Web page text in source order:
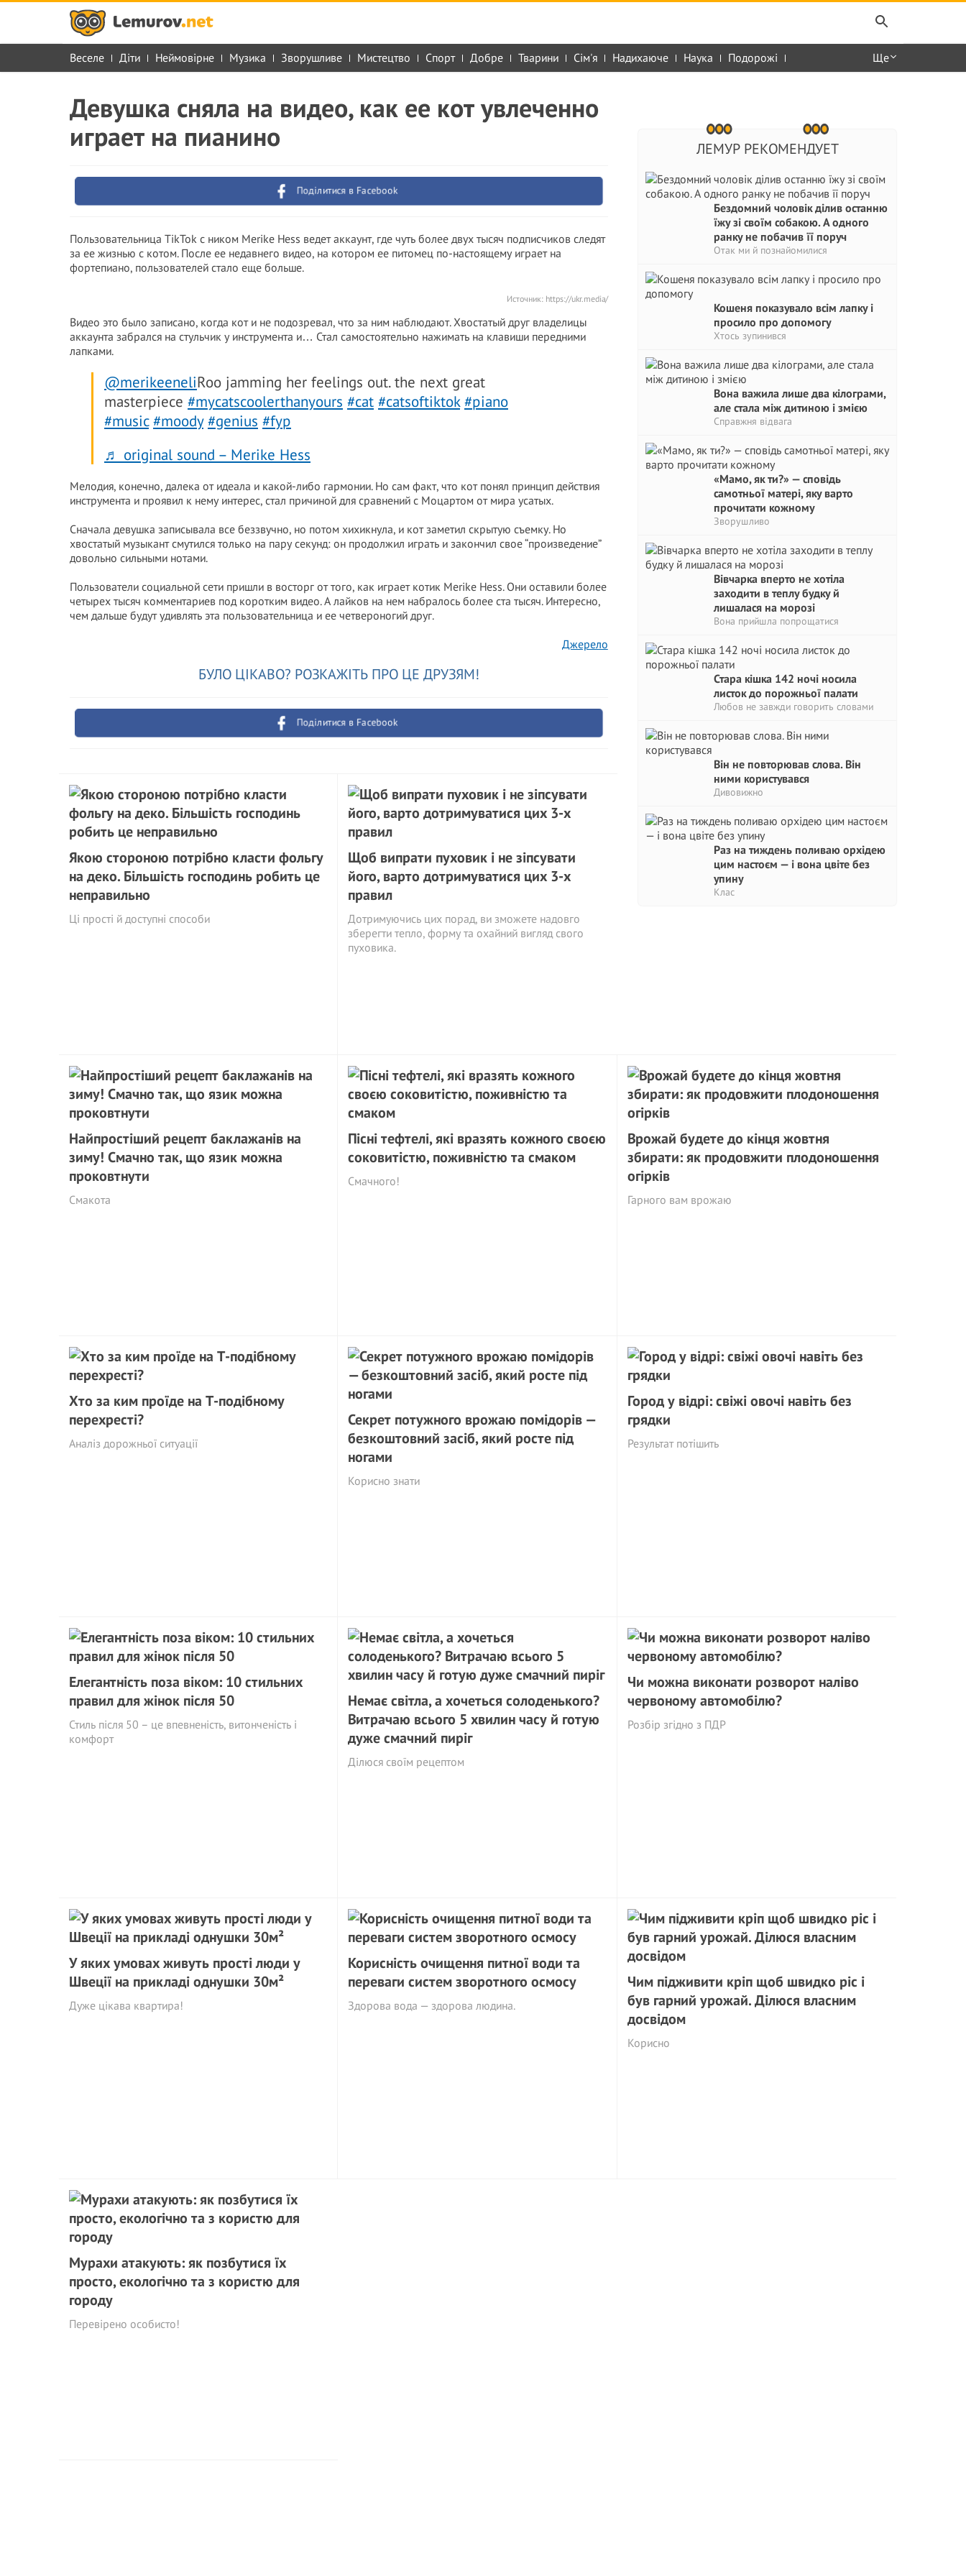
Веселе Діти Неймовірне Музика Зворушливе Мистецтво Спорт Добре Тварини Сім'я Надихаюче Наука Подорожі Ще
ЛЕМУР РЕКОМЕНДУЕТ
Бездомний чоловік ділив останню
їжу зі своїм собакою. А одного
ранку не побачив її поруч
Отак ми й познайомилися
Кошеня показувало всім лапку і
просило про допомогу
Хтось зупинився
Вона важила лише два кілограми,
але стала між дитиною і змією
Справжня відвага
«Мамо, як ти?» — сповідь
самотньої матері, яку варто
прочитати кожному
Зворушливо
Вівчарка вперто не хотіла
заходити в теплу будку й
лишалася на морозі
Вона прийшла попрощатися
Стара кішка 142 ночі носила
листок до порожньої палати
Любов не завжди говорить словами
Він не повторював слова. Він
ними користувався
Дивовижно
Раз на тиждень поливаю орхідею
цим настоєм — і вона цвіте без
упину
Клас
Девушка сняла на видео, как ее кот увлеченно
играет на пианино
Поділитися в Facebook
Пользовательница TikTok с ником Merike Hess ведет аккаунт, где чуть более двух тысяч подписчиков следят
за ее жизнью с котом. После ее недавнего видео, на котором ее питомец по-настоящему играет на
фортепиано, пользователей стало еще больше.
Источник: https://ukr.media/
Видео это было записано, когда кот и не подозревал, что за ним наблюдают. Хвостатый друг владелицы
аккаунта забрался на стульчик у инструмента и… Стал самостоятельно нажимать на клавиши передними
лапками.
@merikeeneliRoo jamming her feelings out. the next great
masterpiece #mycatscoolerthanyours #cat #catsoftiktok #piano
#music #moody #genius #fyp
♬ original sound – Merike Hess
Мелодия, конечно, далека от идеала и какой-либо гармонии. Но сам факт, что кот понял принцип действия
инструмента и проявил к нему интерес, стал причиной для сравнений с Моцартом от мира усатых.
Сначала девушка записывала все беззвучно, но потом хихикнула, и кот заметил скрытую съемку. Но
хвостатый музыкант смутился только на пару секунд: он продолжил играть и закончил свое “произведение”
довольно сильными нотами.
Пользователи социальной сети пришли в восторг от того, как играет котик Merike Hess. Они оставили более
четырех тысяч комментариев под коротким видео. А лайков на нем набралось более ста тысяч. Интересно,
чем дальше будут удивлять эта пользовательница и ее четвероногий друг.
Джерело
БУЛО ЦІКАВО? РОЗКАЖІТЬ ПРО ЦЕ ДРУЗЯМ!
Поділитися в Facebook
Якою стороною потрібно класти фольгу
на деко. Більшість господинь робить це
неправильно
Ці прості й доступні способи
Щоб випрати пуховик і не зіпсувати
його, варто дотримуватися цих 3-х
правил
Дотримуючись цих порад, ви зможете надовго
зберегти тепло, форму та охайний вигляд свого
пуховика.
Найпростіший рецепт баклажанів на
зиму! Смачно так, що язик можна
проковтнути
Смакота
Пісні тефтелі, які вразять кожного своєю
соковитістю, поживністю та смаком
Смачного!
Врожай будете до кінця жовтня
збирати: як продовжити плодоношення
огірків
Гарного вам врожаю
Хто за ким проїде на Т-подібному
перехресті?
Аналіз дорожньої ситуації
Секрет потужного врожаю помідорів —
безкоштовний засіб, який росте під
ногами
Корисно знати
Город у відрі: свіжі овочі навіть без
грядки
Результат потішить
Елегантність поза віком: 10 стильних
правил для жінок після 50
Стиль після 50 – це впевненість, витонченість і
комфорт
Немає світла, а хочеться солоденького?
Витрачаю всього 5 хвилин часу й готую
дуже смачний пиріг
Ділюся своїм рецептом
Чи можна виконати розворот наліво
червоному автомобілю?
Розбір згідно з ПДР
У яких умовах живуть прості люди у
Швеції на прикладі однушки 30м²
Дуже цікава квартира!
Корисність очищення питної води та
переваги систем зворотного осмосу
Здорова вода — здорова людина.
Чим підживити кріп щоб швидко ріс і
був гарний урожай. Ділюся власним
досвідом
Корисно
Мурахи aтакyють: як позбутися їх
просто, екологічно та з користю для
городу
Перевірено особисто!